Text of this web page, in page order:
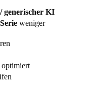
generischer KI
Serie weniger